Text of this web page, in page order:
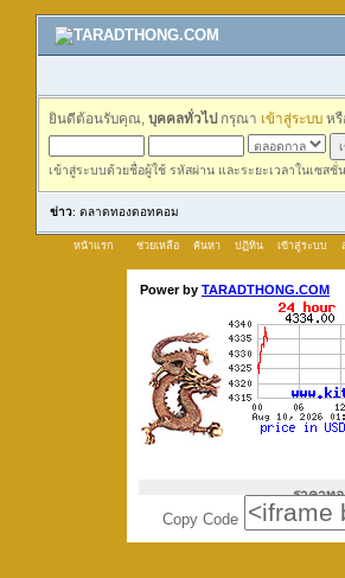
ยินดีต้อนรับคุณ, บุคคลทั่วไป กรุณา เข้าสู่ระบบ หรื
เข้าสู่ระบบด้วยชื่อผู้ใช้ รหัสผ่าน และระยะเวลาในเซสชั่น
ข่าว: ตลาดทองดอทคอม
หน้าแรก ช่วยเหลือ ค้นหา ปฏิทิน เข้าสู่ระบบ
Copy Code